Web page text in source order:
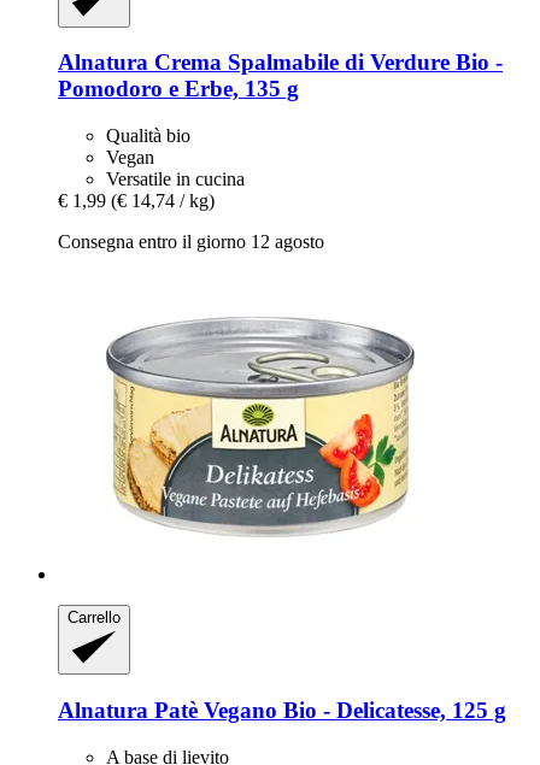
Alnatura Crema Spalmabile di Verdure Bio -​
Pomodoro e Erbe, 135 g
Qualità bio
Vegan
Versatile in cucina
€ 1,99 (€ 14,74 / kg)
Consegna entro il giorno 12 agosto
Carrello
Alnatura Patè Vegano Bio -​ Delicatesse, 125 g
A base di lievito